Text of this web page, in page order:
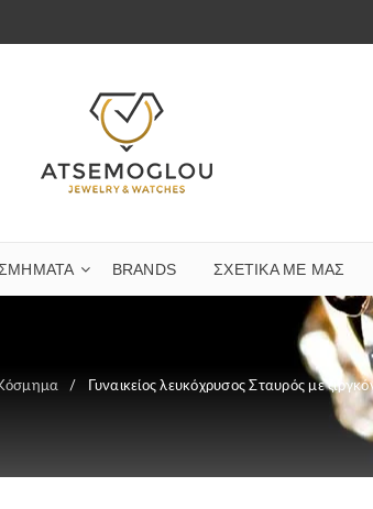
BRANDS ΣΧΕΤΙΚΆ ΜΕ ΜΑΣ
/ Γυναικείος λευκόχρυσος Σταυρός με